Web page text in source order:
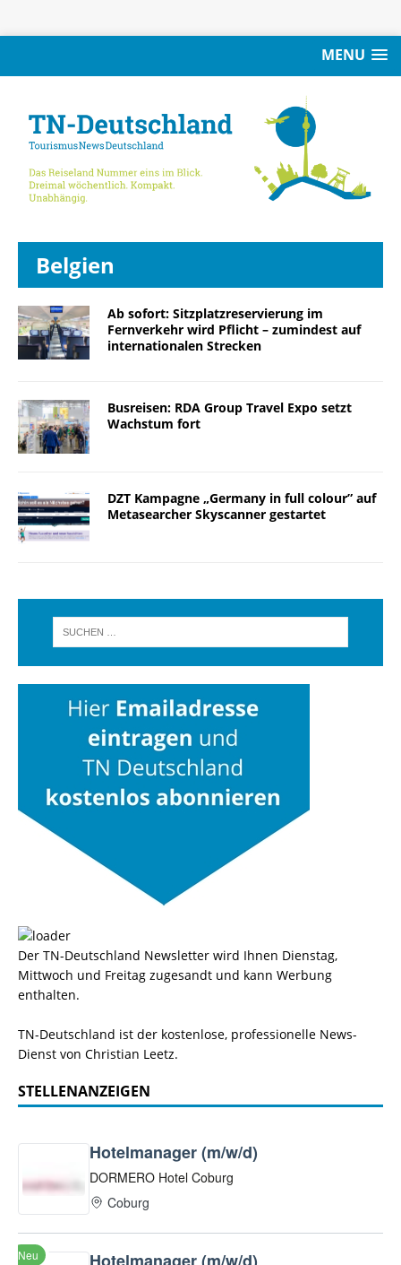
MENU
Belgien
Ab sofort: Sitzplatzreservierung im
Fernverkehr wird Pflicht – zumindest auf
internationalen Strecken
Busreisen: RDA Group Travel Expo setzt
Wachstum fort
DZT Kampagne „Germany in full colour” auf
Metasearcher Skyscanner gestartet
Der TN-Deutschland Newsletter wird Ihnen Dienstag,
Mittwoch und Freitag zugesandt und kann Werbung
enthalten.
TN-Deutschland ist der kostenlose, professionelle News-
Dienst von Christian Leetz.
STELLENANZEIGEN